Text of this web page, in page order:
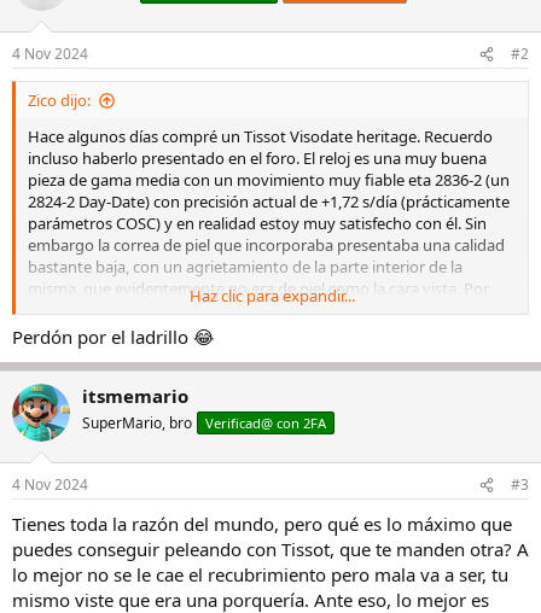
4 Nov 2024 #2
Zico dijo:
Hace algunos días compré un Tissot Visodate heritage. Recuerdo
incluso haberlo presentado en el foro. El reloj es una muy buena
pieza de gama media con un movimiento muy fiable eta 2836-2 (un
2824-2 Day-Date) con precisión actual de +1,72 s/día (prácticamente
parámetros COSC) y en realidad estoy muy satisfecho con él. Sin
embargo la correa de piel que incorporaba presentaba una calidad
bastante baja, con un agrietamiento de la parte interior de la
misma, que evidentemente no era de piel como la cara vista. Por
ello la reemplace el primer día por una de lagarto que tenía nueva.
Sin embargo al día siguiente decidí nuevamente poner la original,
con la desagradable sorpresa de que ya durante el primer día
empezaron a caer trozos del interior de la correa por debajo de la
muñeca hasta el punto que dos días después ya no quedaba
recubrimiento alguno en el interior de la correa. Puesto en contacto
con el servicio de atención al cliente de Tissot España mediante
email, me responden mediante llamada telefónica diciéndome que
la correa del reloj no está cubierta por la garantía por estar
expuesta a agentes externos (agua, crema.. etc.). En cierto modo
estoy de acuerdo con la respuesta pues una garantía de dos o tres
años de un reloj no puede cubrir el uso diario de una correa durante
ese tiempo. Sin embargo, no estoy de acuerdo con que una correa
con uso normal, ni siquiera se mojo en ningún momento, pues no
Haz clic para expandir...
Perdón por el ladrillo 😂
itsmemario
SuperMario, bro Verificad@ con 2FA
4 Nov 2024 #3
Tienes toda la razón del mundo, pero qué es lo máximo que
puedes conseguir peleando con Tissot, que te manden otra? A
lo mejor no se le cae el recubrimiento pero mala va a ser, tu
mismo viste que era una porquería. Ante eso, lo mejor es